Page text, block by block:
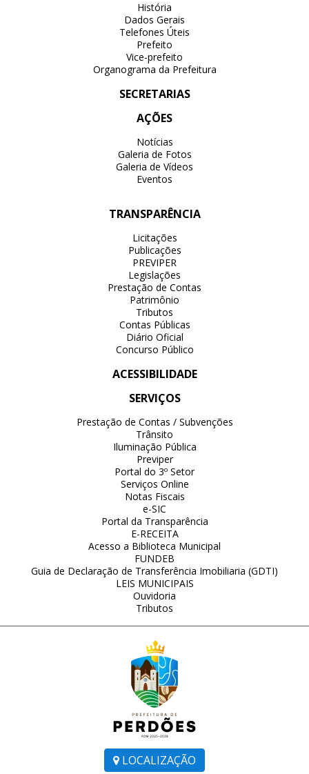
LOCALIZAÇÃO
História
Dados Gerais
Telefones Úteis
Prefeito
Vice-prefeito
Organograma da Prefeitura
SECRETARIAS
AÇÕES
Notícias
Galeria de Fotos
Galeria de Vídeos
Eventos
TRANSPARÊNCIA
Licitações
Publicações
PREVIPER
Legislações
Prestação de Contas
Patrimônio
Tributos
Contas Públicas
Diário Oficial
Concurso Público
ACESSIBILIDADE
SERVIÇOS
Prestação de Contas / Subvenções
Trânsito
Iluminação Pública
Previper
Portal do 3º Setor
Serviços Online
Notas Fiscais
e-SIC
Portal da Transparência
E-RECEITA
Acesso a Biblioteca Municipal
FUNDEB
Guia de Declaração de Transferência Imobiliaria (GDTI)
LEIS MUNICIPAIS
Ouvidoria
Tributos